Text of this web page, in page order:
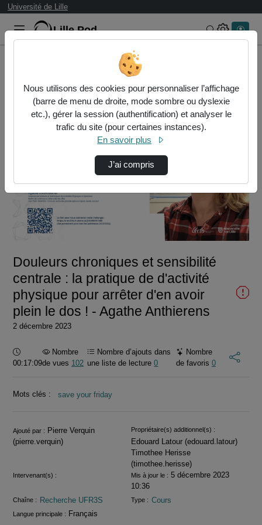
Université de Lille
Lille.Pod Rechercher
Douleurs chroniques et sensibilité centrale …
Lire
vidéo
Douleurs chroniques et sensibilité
centrale : la pratique de d'activité
physique pour arrêter d'en avoir
plein le dos ! - Agathe Anthierens
2 décembre 2023
Durée :
00:17:09
Nombre
de vues 102
Nombre d’ajouts dans
une liste de lecture0
Nombre
de favoris 0
Mots clés : save your friday
Informations
Ajouté par : Pierre Verquin
(pierre.verquin)
Propriétaire(s) additionnel(s) :
Edouard Latour (edouard.latour)
Timothee Herisse
(timothee.herisse)
Intervenant(s) : Mis à jour le : 5 décembre 2023
10:36
Chaîne : Recherche UFR3S Type : Cours
Langue principale : Français
Nous utilisons des cookies pour personnaliser l’affichage
(barre de menu de droite, mode sombre ou dyslexie
etc.), gérer la session (authentification) et analyser le
trafic du site (pour certaines instances).
En savoir plus
J’ai compris